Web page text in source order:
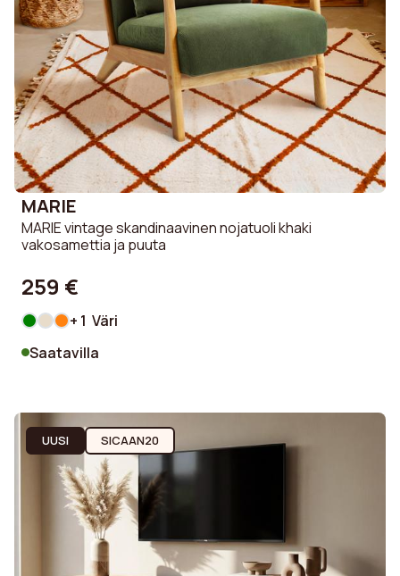
MARIE
MARIE vintage skandinaavinen nojatuoli khaki
vakosamettia ja puuta
259 €
+ 1 Väri
Saatavilla
UUSI SICAAN20